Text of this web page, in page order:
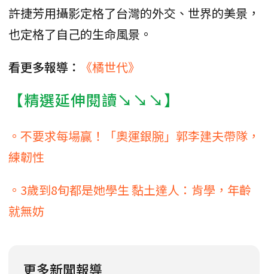
許捷芳用攝影定格了台灣的外交、世界的美景，
也定格了自己的生命風景。
看更多報導：
《橘世代》
【精選延伸閱讀↘↘↘】
。不要求每場贏！「奧運銀腕」郭李建夫帶隊，
練韌性
。3歲到8旬都是她學生 黏土達人：肯學，年齡
就無妨
更多新聞報導